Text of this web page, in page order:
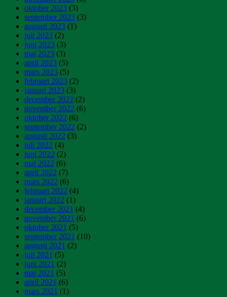
oktober 2023 (3)
september 2023 (3)
augusti 2023 (1)
juli 2023 (2)
juni 2023 (3)
maj 2023 (3)
april 2023 (5)
mars 2023 (5)
februari 2023 (2)
januari 2023 (3)
december 2022 (2)
november 2022 (6)
oktober 2022 (6)
september 2022 (2)
augusti 2022 (3)
juli 2022 (4)
juni 2022 (2)
maj 2022 (6)
april 2022 (7)
mars 2022 (6)
februari 2022 (4)
januari 2022 (1)
december 2021 (4)
november 2021 (6)
oktober 2021 (5)
september 2021 (10)
augusti 2021 (2)
juli 2021 (5)
juni 2021 (2)
maj 2021 (5)
april 2021 (6)
mars 2021 (1)